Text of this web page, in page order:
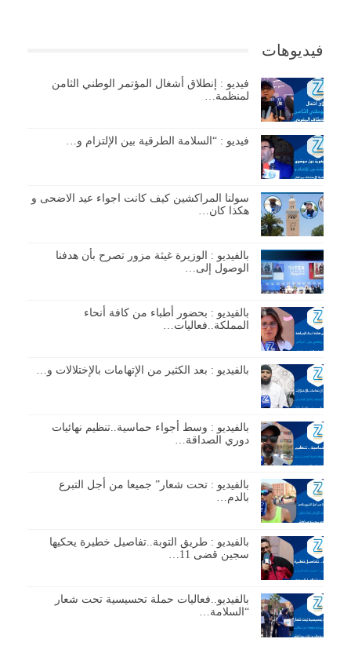
فيديوهات
فيديو : إنطلاق أشغال المؤتمر الوطني الثامن
لمنظمة…
فيديو : “السلامة الطرقية بين الإلتزام و…
سولنا المراكشين كيف كانت اجواء عيد الاضحى و
هكذا كان…
بالفيديو : الوزيرة غيثة مزور تصرح بأن هدفنا
الوصول إلى…
بالفيديو : بحضور أطباء من كافة أنحاء
المملكة..فعاليات…
بالفيديو : بعد الكثير من الإتهامات بالإختلالات و…
بالفيديو : وسط أجواء حماسية..تنظيم نهائيات
دوري الصداقة…
بالفيديو : تحت شعار” جميعا من أجل التبرع
بالدم…
بالفيديو : طريق التوبة..تفاصيل خطيرة يحكيها
سجين قضى 11…
بالفيديو..فعاليات حملة تحسيسية تحت شعار
“السلامة…